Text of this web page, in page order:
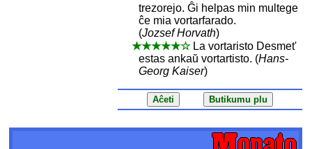
trezorejo. Ĝi helpas min multege
ĉe mia vortarfarado.
(Jozsef Horvath)
★★★★★☆La vortaristo Desmet'
estas ankaŭ vortartisto. (Hans-
Georg Kaiser)